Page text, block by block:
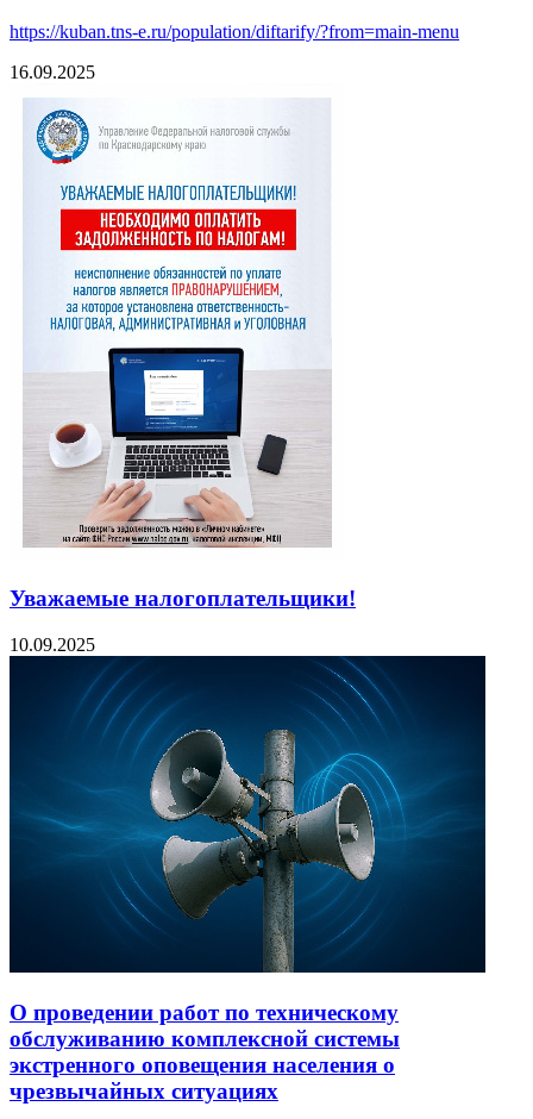
https://kuban.tns-e.ru/population/diftarify/?from=main-menu
16.09.2025
Уважаемые налогоплательщики!
10.09.2025
О проведении работ по техническому
обслуживанию комплексной системы
экстренного оповещения населения о
чрезвычайных ситуациях